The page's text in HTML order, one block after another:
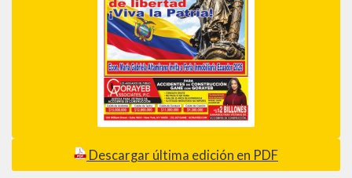
Descargar última edición en PDF